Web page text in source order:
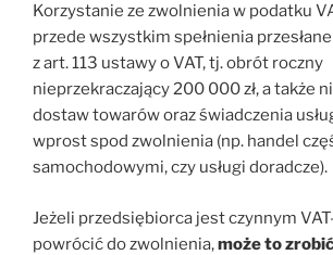
Korzystanie ze zwolnienia w podatku
przede wszystkim spełnienia
z art. 113 ustawy o VAT, tj. obrót roczny
nieprzekraczający 200 000 zł, a także
dostaw towarów oraz świadczenia
wprost spod zwolnienia (np. handel
samochodowymi, czy usługi doradcze).
Jeżeli przedsiębiorca jest czynnym
powrócić do zwolnienia,może to